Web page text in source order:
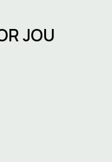
JOU